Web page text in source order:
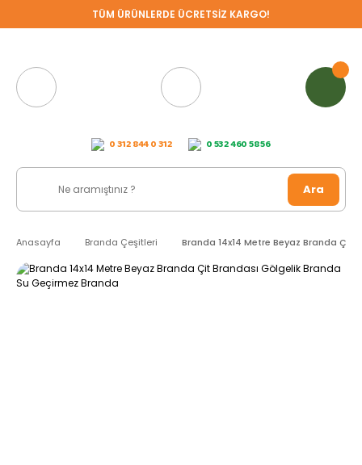
TÜM ÜRÜNLERDE ÜCRETSİZ KARGO!
0 312 844 0 312 0 532 460 58 56
Ara
Anasayfa Branda Çeşitleri Branda 14x14 Metre Beyaz Branda Çit